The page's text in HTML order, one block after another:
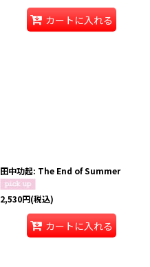
カートに入れる
田中功起: The End of Summer
2,530円(税込)
カートに入れる